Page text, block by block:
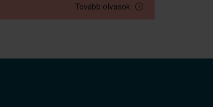
Tovább olvasok